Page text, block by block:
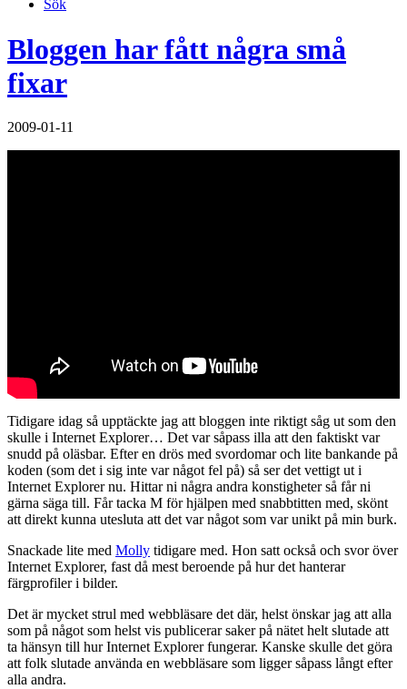
Sök
Bloggen har fått några små
fixar
2009-01-11
Tidigare idag så upptäckte jag att bloggen inte riktigt såg ut som den
skulle i Internet Explorer… Det var såpass illa att den faktiskt var
snudd på oläsbar. Efter en drös med svordomar och lite bankande på
koden (som det i sig inte var något fel på) så ser det vettigt ut i
Internet Explorer nu. Hittar ni några andra konstigheter så får ni
gärna säga till. Får tacka M för hjälpen med snabbtitten med, skönt
att direkt kunna utesluta att det var något som var unikt på min burk.
Snackade lite med Molly tidigare med. Hon satt också och svor över
Internet Explorer, fast då mest beroende på hur det hanterar
färgprofiler i bilder.
Det är mycket strul med webbläsare det där, helst önskar jag att alla
som på något som helst vis publicerar saker på nätet helt slutade att
ta hänsyn till hur Internet Explorer fungerar. Kanske skulle det göra
att folk slutade använda en webbläsare som ligger såpass långt efter
alla andra.